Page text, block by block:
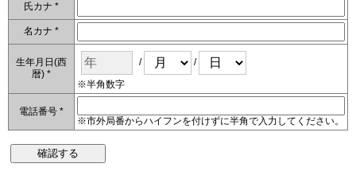
氏カナ *
名カナ *
生年月日(西
暦) *
/
/
※半角数字
電話番号 *
※市外局番からハイフンを付けずに半角で入力してください。
確認する